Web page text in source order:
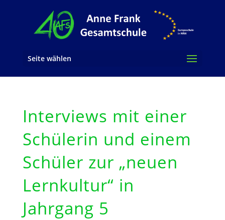
Seite wählen
Interviews mit einer
Schülerin und einem
Schüler zur „neuen
Lernkultur“ in
Jahrgang 5